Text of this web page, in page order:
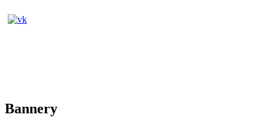
Bannery